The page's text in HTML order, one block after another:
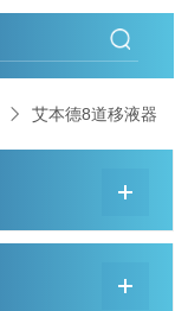
艾本德8道移液器